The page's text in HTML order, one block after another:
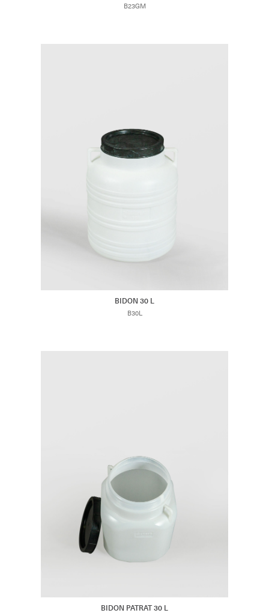
B23GM
BIDON 30 L
B30L
BIDON PATRAT 30 L